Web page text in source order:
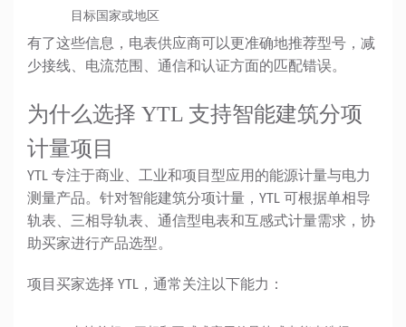
目标国家或地区
有了这些信息，电表供应商可以更准确地推荐型号，减
少接线、电流范围、通信和认证方面的匹配错误。
为什么选择 YTL 支持智能建筑分项
计量项目
YTL 专注于商业、工业和项目型应用的能源计量与电力
测量产品。针对智能建筑分项计量，YTL 可根据单相导
轨表、三相导轨表、通信型电表和互感式计量需求，协
助买家进行产品选型。
项目买家选择 YTL，通常关注以下能力：